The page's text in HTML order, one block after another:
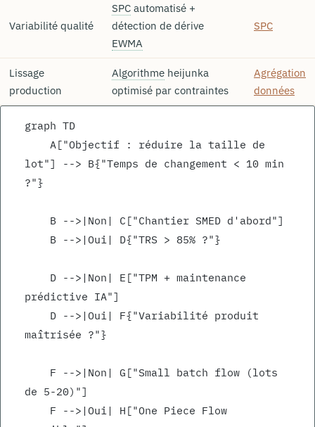
Variabilité qualité
SPC automatisé +
détection de dérive
EWMA
SPC
Lissage
production
Algorithme heijunka
optimisé par contraintes
Agrégation
données
graph TD
lot"] --> B{"Temps de changement < 10 min
?"}
    B -->|Non| C["Chantier SMED d'abord"]
    B -->|Oui| D{"TRS > 85% ?"}
prédictive IA"]
maîtrisée ?"}
de 5-20)"]